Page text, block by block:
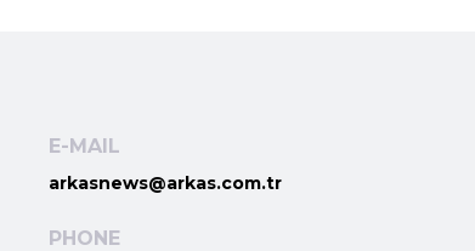
E-MAIL
arkasnews@arkas.com.tr
PHONE